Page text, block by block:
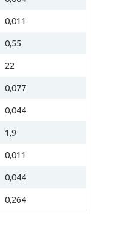
0,011
0,55
22
0,077
0,044
1,9
0,011
0,044
0,264